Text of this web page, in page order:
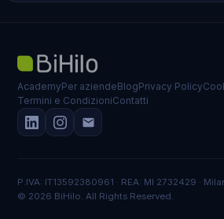
AcademyPer aziendeBlogPrivacy Policy
Termini e CondizioniContatti
P.IVA: IT13592380961 · REA: MI 2732429 ·
© 2026 BiHilo. All Rights Reserved.